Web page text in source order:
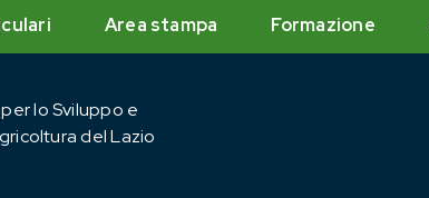
Area stampa Formazione
lo Sviluppo e
del Lazio